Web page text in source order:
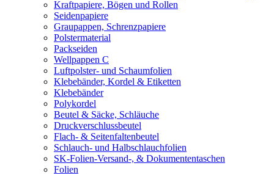
Kraftpapiere, Bögen und Rollen
Seidenpapiere
Graupappen, Schrenzpapiere
Polstermaterial
Packseiden
Wellpappen C
Luftpolster- und Schaumfolien
Klebebänder, Kordel & Etiketten
Klebebänder
Polykordel
Beutel & Säcke, Schläuche
Druckverschlussbeutel
Flach- & Seitenfaltenbeutel
Schlauch- und Halbschlauchfolien
SK-Folien-Versand-, & Dokumententaschen
Folien